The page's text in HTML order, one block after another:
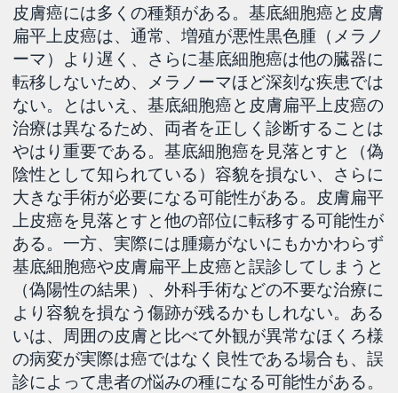
皮膚癌には多くの種類がある。基底細胞癌と皮膚
扁平上皮癌は、通常、増殖が悪性黒色腫（メラノ
ーマ）より遅く、さらに基底細胞癌は他の臓器に
転移しないため、メラノーマほど深刻な疾患では
ない。とはいえ、基底細胞癌と皮膚扁平上皮癌の
治療は異なるため、両者を正しく診断することは
やはり重要である。基底細胞癌を見落とすと（偽
陰性として知られている）容貌を損ない、さらに
大きな手術が必要になる可能性がある。皮膚扁平
上皮癌を見落とすと他の部位に転移する可能性が
ある。一方、実際には腫瘍がないにもかかわらず
基底細胞癌や皮膚扁平上皮癌と誤診してしまうと
（偽陽性の結果）、外科手術などの不要な治療に
より容貌を損なう傷跡が残るかもしれない。ある
いは、周囲の皮膚と比べて外観が異常なほくろ様
の病変が実際は癌ではなく良性である場合も、誤
診によって患者の悩みの種になる可能性がある。